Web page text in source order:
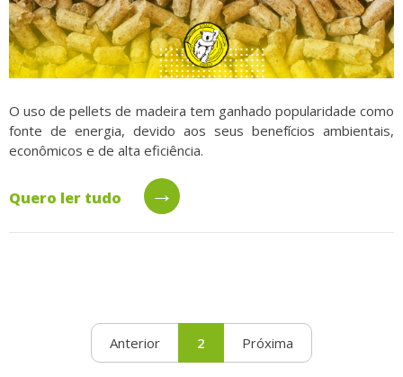
O uso de pellets de madeira tem ganhado popularidade como
fonte de energia, devido aos seus benefícios ambientais,
econômicos e de alta eficiência.
Quero ler tudo →
Anterior 2 Próxima